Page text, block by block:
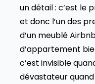
un détail : c’est le
et donc l’un des
d’un meublé
d’appartement
c’est invisible
dévastateur quand